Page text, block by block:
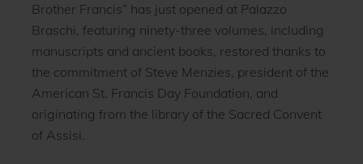
Brother Francis” has just opened at Palazzo
Braschi, featuring ninety-three volumes, including
manuscripts and ancient books, restored thanks to
the commitment of Steve Menzies, president of the
American St. Francis Day Foundation, and
originating from the library of the Sacred Convent
of Assisi.